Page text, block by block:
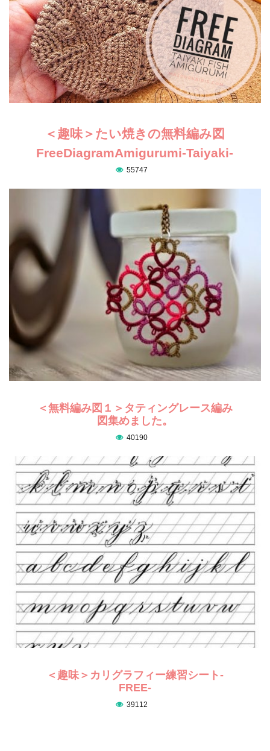
＜趣味＞たい焼きの無料編み図
FreeDiagramAmigurumi-Taiyaki-
55747
＜無料編み図１＞タティングレース編み
図集めました。
40190
＜趣味＞カリグラフィー練習シート-
FREE-
39112